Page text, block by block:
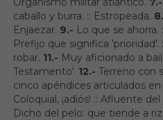
caballo y burra. :: Estropeada.
Enjaezar. 9.- Lo que se ahorra.
Prefijo que significa 'prioridad'.
robar. 11.- Muy aficionado a
Testamento'. 12.- Terreno con
cinco apéndices articulados
Coloquial, ¡adiós! :: Afluente del
Dicho del pelo: que tiende a